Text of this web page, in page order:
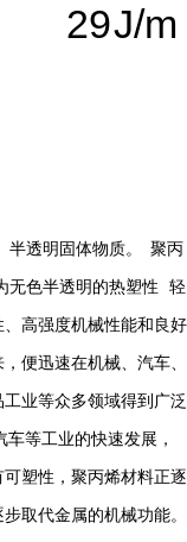
29J/m
半透明固体物质。 聚丙
无色半透明的热塑性 轻
高强度机械性能和良好
便迅速在机械、汽车、
业等众多领域得到广泛
等工业的快速发展，
塑性，聚丙烯材料正逐
取代金属的机械功能。